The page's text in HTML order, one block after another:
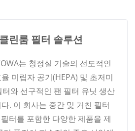
린룸 필터 솔루션
는 청정실 기술의 선도적인
미립자 공기(HEPA) 및 초저미
와 선구적인 팬 필터 유닛 생산
. 이 회사는 중간 및 거친 필터
터를 포함한 다양한 제품을 제